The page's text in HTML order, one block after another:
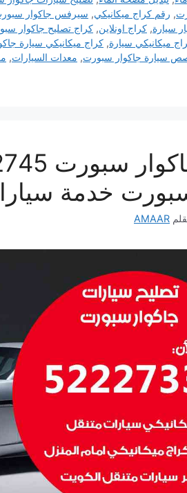
, رقم كراج ميكانيكي, سيرفس جاكوار
سيارة, كراج اونلاين, كراج تصليح جاكوار
ميكانيكي سيارة, كراج ميكانيكي سيارة
سيارة جاكوار سبورت, معدات السيارات,
خدمة
AMAAR